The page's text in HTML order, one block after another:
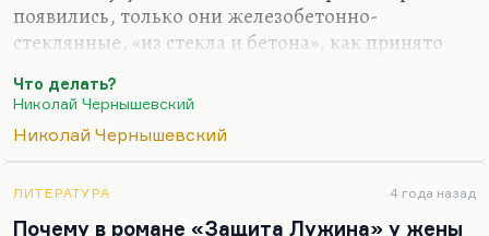
появились, только они железобетонно-
стеклянные, «из стекла и бетона», как принято
удовольствий тоже достигнуты определённые
результаты: массовое общество построено. Так
что Чернышевский очень многое предугадал
уродливые крайности, слава богу, не
осуществились. Осуществилась его программа
Что делать?
Николай Чернышевский
Николай Чернышевский
ЛИТЕРАТУРА 4 года назад
Почему в романе «Защита Лужина» у жены